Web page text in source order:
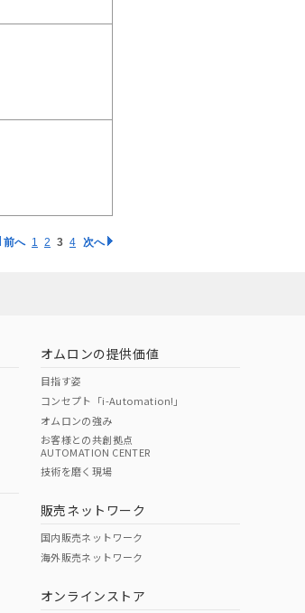
前へ 1 2 3 4 次へ
オムロンの提供価値
目指す姿
コンセプト「i-Automation!」
オムロンの強み
お客様との共創拠点
AUTOMATION CENTER
技術を磨く現場
販売ネットワーク
国内販売ネットワーク
海外販売ネットワーク
オンラインストア